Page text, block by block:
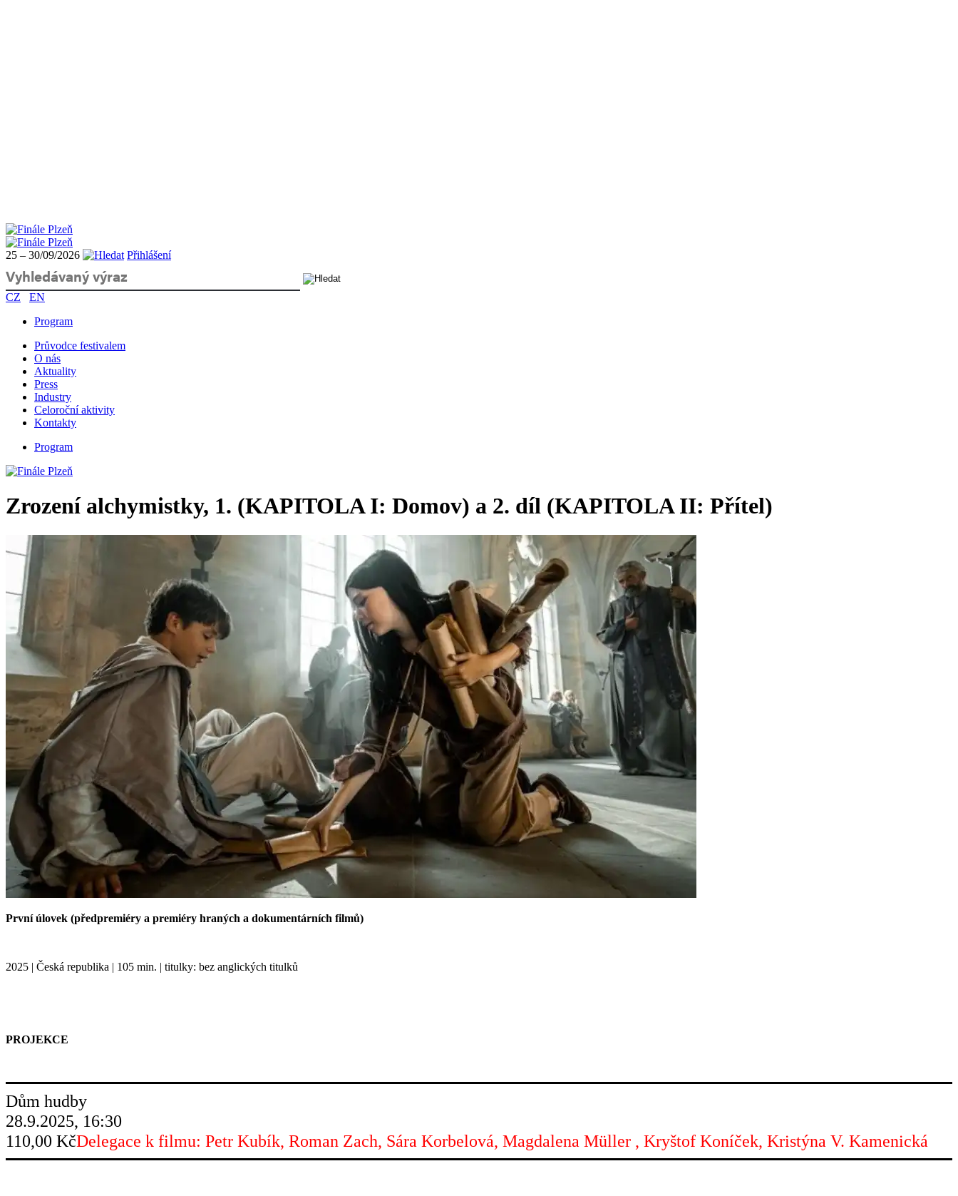
25 – 30/09/2026 Přihlášení
CZ
EN
Program
Průvodce festivalem
O nás
Aktuality
Press
Industry
Celoroční aktivity
Kontakty
Program
Zrození alchymistky, 1. (KAPITOLA I: Domov) a 2. díl (KAPITOLA II: Přítel)
První úlovek (předpremiéry a premiéry hraných a dokumentárních filmů)
2025 Česká republika 105 min. titulky: bez anglických titulků
PROJEKCE
Dům hudby
28.9.2025, 16:30
110,00 KčDelegace k filmu: Petr Kubík, Roman Zach, Sára Korbelová, Magdalena Müller , Kryštof Koníček, Kristýna V. Kamenická